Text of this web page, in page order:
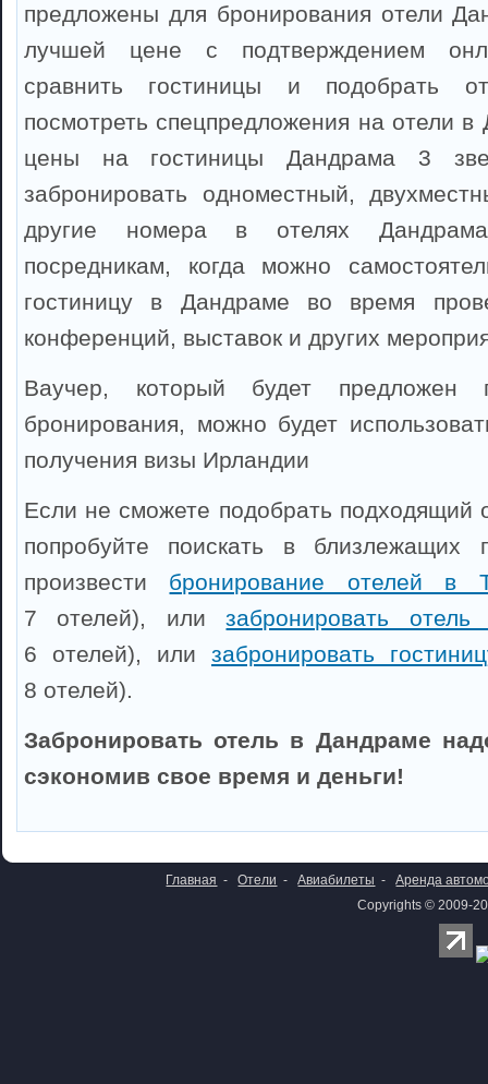
предложены для бронирования отели
лучшей цене с подтверждением
сравнить гостиницы и подобрать
посмотреть спецпредложения на отели в
цены на гостиницы Дандрама 3
забронировать одноместный,
другие номера в отелях
посредникам, когда можно
гостиницу в Дандраме во время
конференций, выставок и других
Ваучер, который будет предложен
бронирования, можно будет
получения визы Ирландии
Если не сможете подобрать подходящий
попробуйте поискать в близлежащих
произвести бронирование отелей в
7 отелей), илизабронировать
6 отелей), или забронировать
8 отелей).
Забронировать отель в Дандраме
сэкономив свое время и деньги!
Главная - Отели - Авиабилеты -
Аренда
Copyrights © 2009-